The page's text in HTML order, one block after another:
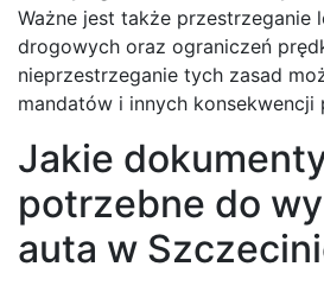
Ważne jest także przestrzeganie
drogowych oraz ograniczeń
nieprzestrzeganie tych zasad
mandatów i innych konsekwencji
Jakie
potrzebne do
auta w